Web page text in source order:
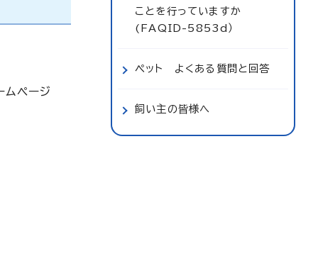
ムページ
ことを行っていますか
(FAQID-5853d）
ペット よくある質問と回答
飼い主の皆様へ